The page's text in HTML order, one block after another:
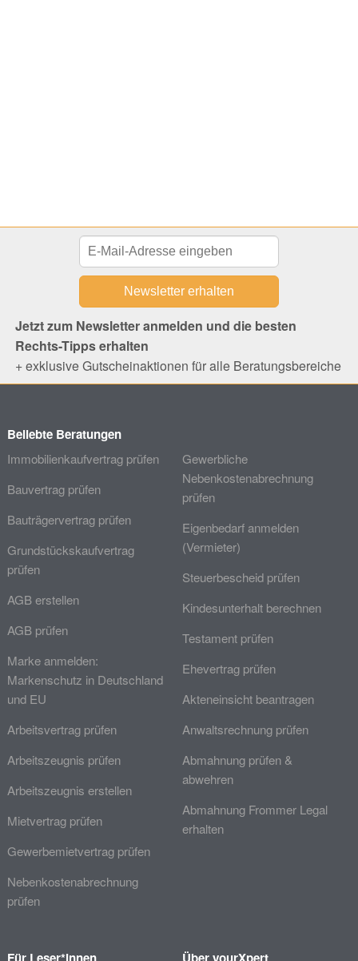
Jetzt zum Newsletter anmelden und die besten
Rechts-Tipps erhalten
+ exklusive Gutscheinaktionen für alle Beratungsbereiche
Beliebte Beratungen
Immobilienkaufvertrag prüfen
Bauvertrag prüfen
Bauträgervertrag prüfen
Grundstückskaufvertrag
prüfen
AGB erstellen
AGB prüfen
Marke anmelden:
Markenschutz in Deutschland
und EU
Arbeitsvertrag prüfen
Arbeitszeugnis prüfen
Arbeitszeugnis erstellen
Mietvertrag prüfen
Gewerbemietvertrag prüfen
Nebenkostenabrechnung
prüfen
Gewerbliche
Nebenkostenabrechnung
prüfen
Eigenbedarf anmelden
(Vermieter)
Steuerbescheid prüfen
Kindesunterhalt berechnen
Testament prüfen
Ehevertrag prüfen
Akteneinsicht beantragen
Anwaltsrechnung prüfen
Abmahnung prüfen &
abwehren
Abmahnung Frommer Legal
erhalten